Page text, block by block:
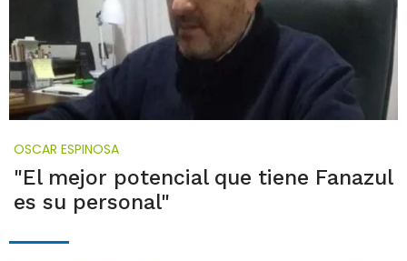
OSCAR ESPINOSA
"El mejor potencial que tiene Fanazul
es su personal"